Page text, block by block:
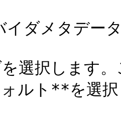
ダメタデー
選択します
ルト**を選択